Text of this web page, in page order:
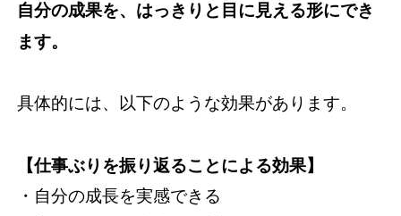
自分の成果を、はっきりと目に見える形にでき
ます。
具体的には、以下のような効果があります。
【仕事ぶりを振り返ることによる効果】
・自分の成長を実感できる